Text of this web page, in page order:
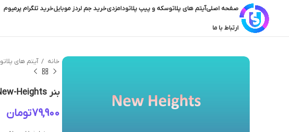
صفحه اصلیآیتم های پلاتوسکه و پیپ پلاتودامزدیخرید جم لردز موبایلخرید تلگرام پرمیوم
ارتباط با ما
خانه آیتم های پلاتو
بنر New-Heights
تومان